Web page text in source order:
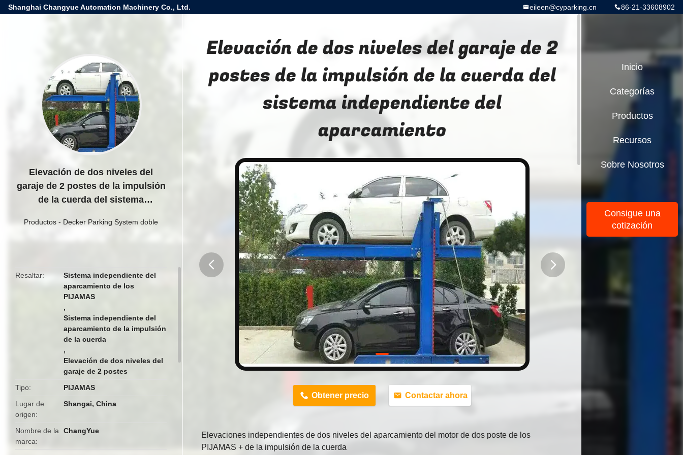
Shanghai Changyue Automation Machinery Co., Ltd. 86-21-33608902
eileen@cyparking.cn
Elevación de dos niveles del
garaje de 2 postes de la impulsión
de la cuerda del sistema
Productos - Decker Parking System doble
Resaltar
Sistema independiente del
aparcamiento de los
PIJAMAS
,
Sistema independiente del
aparcamiento de la impulsión
de la cuerda
,
Elevación de dos niveles del
garaje de 2 postes
Tipo
PIJAMAS
Lugar de
origen
Shangai, China
Nombre de la
marca
ChangYue
Elevación de dos niveles del garaje de 2
postes de la impulsión de la cuerda del
sistema independiente del
aparcamiento
Obtener precio Contactar ahora
Elevaciones independientes de dos niveles del aparcamiento del motor de dos poste de los
PIJAMAS + de la impulsión de la cuerda
Inicio
Categorías
Productos
Recursos
Sobre Nosotros
Consigue una
cotización